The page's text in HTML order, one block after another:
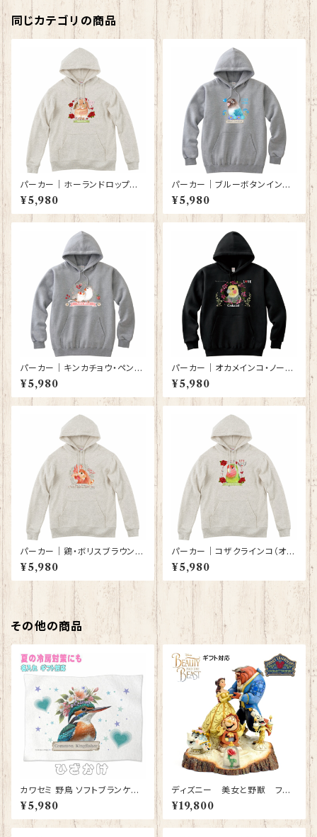
同じカテゴリの商品
パーカー｜ホーランドロップイ
ヤーラビット（オートミール色）
【型番 P-139】
¥5,980
パーカー｜ブルーボタンインコ
（グレー）【型番 P-143】KYAPI
Art きゃぴあーと
¥5,980
パーカー｜キンカチョウ・ペンギ
ン（グレー）【型番 P-142】
¥5,980
パーカー｜オカメインコ・ノーマ
ル（黒）【型番 P-65】
¥5,980
パーカー｜鶏・ボリスブラウン
（オートミール色）【型番 P-140】
¥5,980
パーカー｜コザクラインコ（オー
トミール色）【型番 P-141】
¥5,980
その他の商品
カワセミ 野鳥 ソフトブランケット
グッズ ひざかけ 毛布 雑貨 誕生
日プレゼント ギフト【型番 SB-1
0010】お花の王冠
¥5,980
ディズニー 美女と野獣 フィ
ギュア プレゼント ギフト 結婚祝
い 入籍祝い 人形 置物 ジムショ
ア グッズ【Disney Traditions】
¥19,800